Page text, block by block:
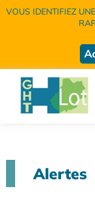
VOUS IDENTIFIEZ
Alertes